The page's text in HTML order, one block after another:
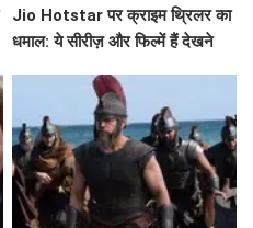
Jio Hotstar पर क्राइम थ्रिलर का
धमाल: ये सीरीज़ और फिल्में हैं देखने